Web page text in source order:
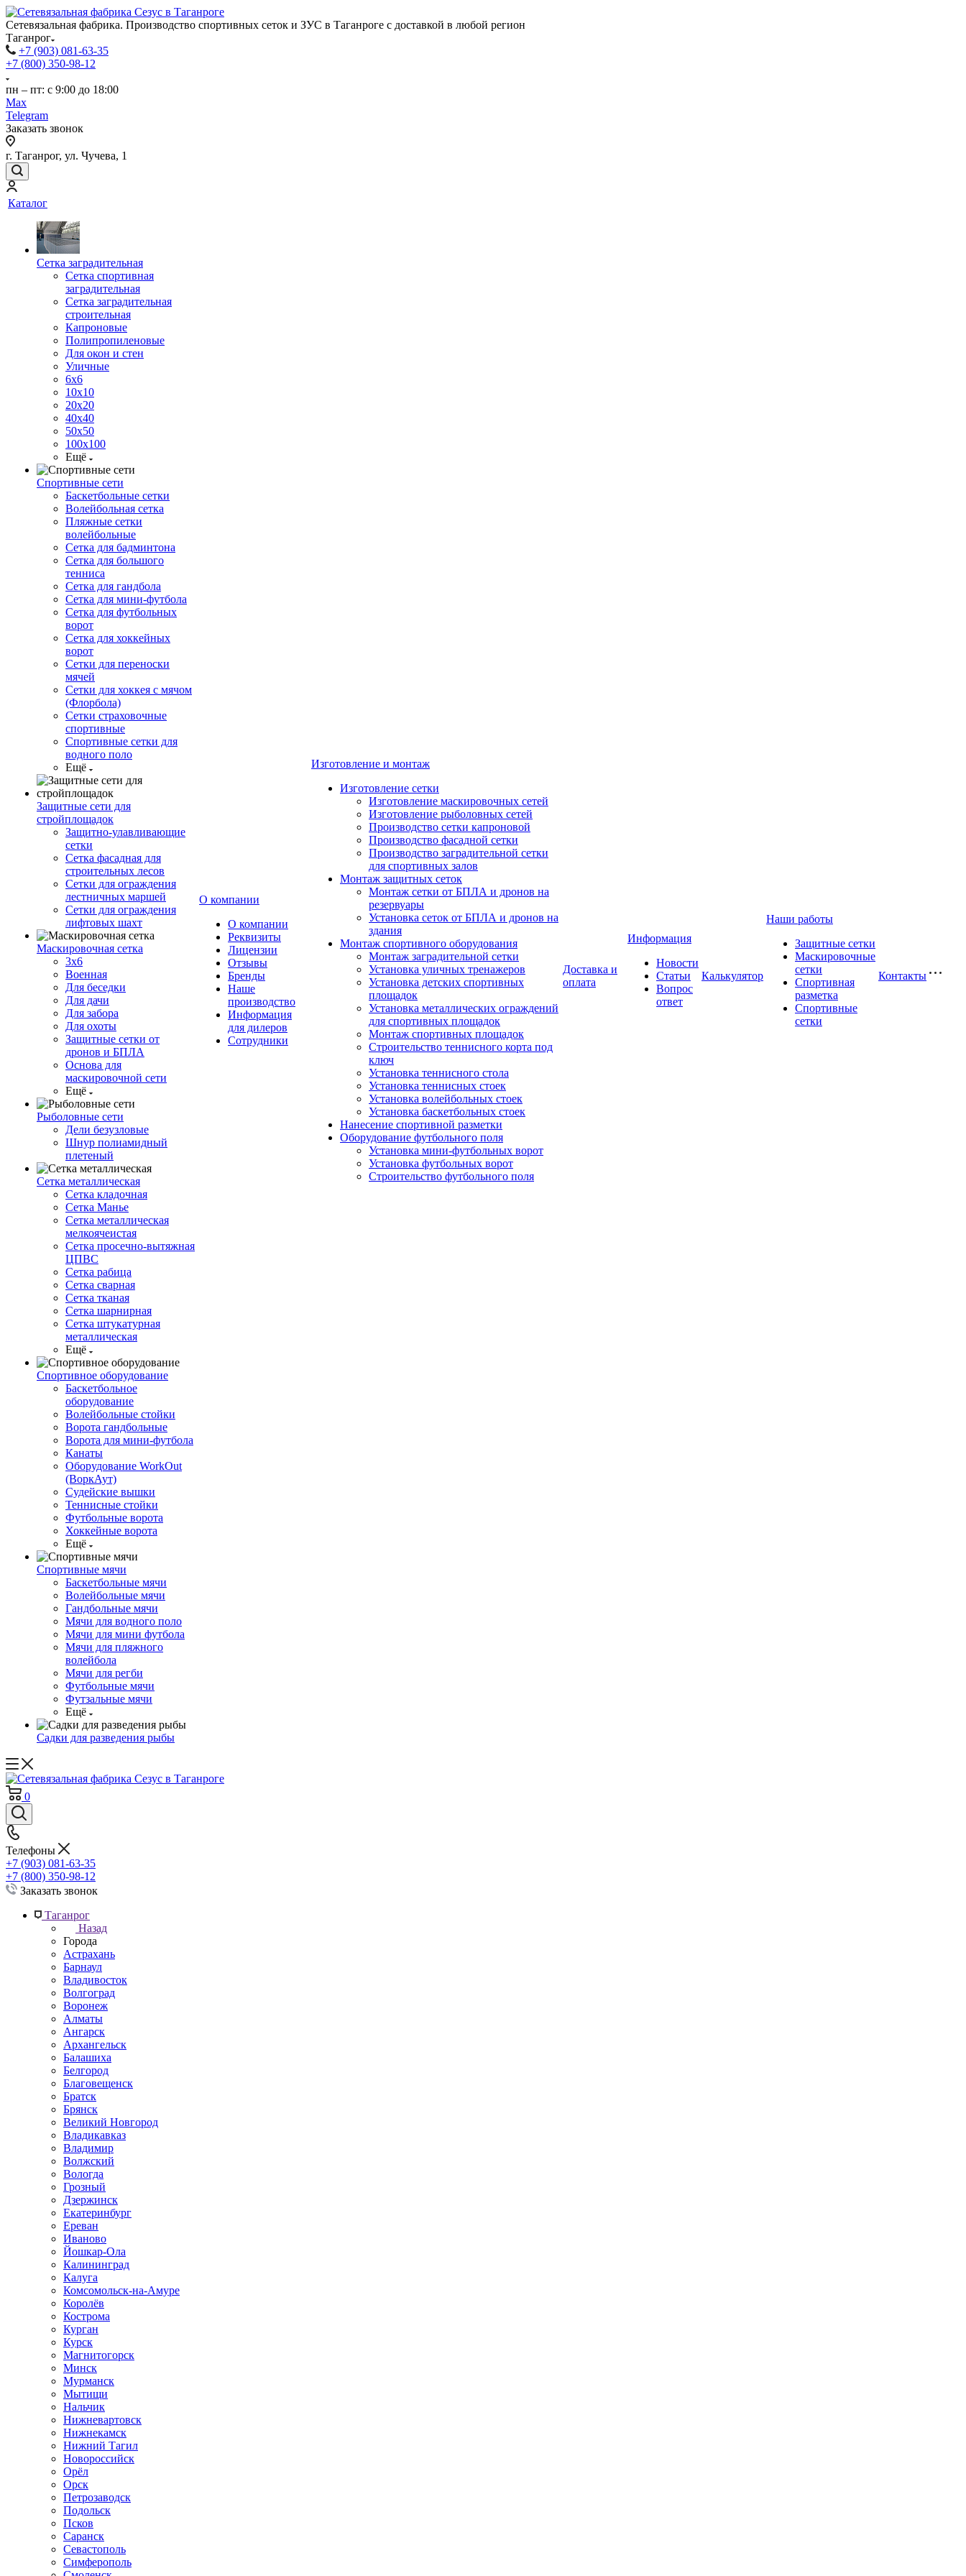
Сетевязальная фабрика. Производство спортивных сеток и ЗУС в Таганроге с доставкой в любой регион
Таганрог
+7 (903) 081-63-35
+7 (800) 350-98-12
пн – пт: с 9:00 до 18:00
Max
Telegram
Заказать звонок
г. Таганрог, ул. Чучева, 1
Каталог
Сетка заградительная
Сетка спортивная
заградительная
Сетка заградительная
строительная
Капроновые
Полипропиленовые
Для окон и стен
Уличные
6х6
10х10
20х20
40х40
50х50
100х100
Ещё
Спортивные сети
Баскетбольные сетки
Волейбольная сетка
Пляжные сетки
волейбольные
Сетка для бадминтона
Сетка для большого
тенниса
Сетка для гандбола
Сетка для мини-футбола
Сетка для футбольных
ворот
Сетка для хоккейных
ворот
Сетки для переноски
мячей
Сетки для хоккея с мячом
(Флорбола)
Сетки страховочные
спортивные
Спортивные сетки для
водного поло
Ещё
Защитные сети для
стройплощадок
Защитно-улавливающие
сетки
Сетка фасадная для
строительных лесов
Сетки для ограждения
лестничных маршей
Сетки для ограждения
лифтовых шахт
Маскировочная сетка
3х6
Военная
Для беседки
Для дачи
Для забора
Для охоты
Защитные сетки от
дронов и БПЛА
Основа для
маскировочной сети
Ещё
Рыболовные сети
Дели безузловые
Шнур полиамидный
плетеный
Сетка металлическая
Сетка кладочная
Сетка Манье
Сетка металлическая
мелкоячеистая
Сетка просечно-вытяжная
ЦПВС
Сетка рабица
Сетка сварная
Сетка тканая
Сетка шарнирная
Сетка штукатурная
металлическая
Ещё
Спортивное оборудование
Баскетбольное
оборудование
Волейбольные стойки
Ворота гандбольные
Ворота для мини-футбола
Канаты
Оборудование WorkOut
(ВоркАут)
Судейские вышки
Теннисные стойки
Футбольные ворота
Хоккейные ворота
Ещё
Спортивные мячи
Баскетбольные мячи
Волейбольные мячи
Гандбольные мячи
Мячи для водного поло
Мячи для мини футбола
Мячи для пляжного
волейбола
Мячи для регби
Футбольные мячи
Футзальные мячи
Ещё
Садки для разведения рыбы
О компании
О компании
Реквизиты
Лицензии
Отзывы
Бренды
Наше
производство
Информация
для дилеров
Сотрудники
Изготовление и монтаж
Изготовление сетки
Изготовление маскировочных сетей
Изготовление рыболовных сетей
Производство сетки капроновой
Производство фасадной сетки
Производство заградительной сетки
для спортивных залов
Монтаж защитных сеток
Монтаж сетки от БПЛА и дронов на
резервуары
Установка сеток от БПЛА и дронов на
здания
Монтаж спортивного оборудования
Монтаж заградительной сетки
Установка уличных тренажеров
Установка детских спортивных
площадок
Установка металлических ограждений
для спортивных площадок
Монтаж спортивных площадок
Строительство теннисного корта под
ключ
Установка теннисного стола
Установка теннисных стоек
Установка волейбольных стоек
Установка баскетбольных стоек
Нанесение спортивной разметки
Оборудование футбольного поля
Установка мини-футбольных ворот
Установка футбольных ворот
Строительство футбольного поля
Доставка и
оплата
Информация
Новости
Статьи
Вопрос
ответ
Калькулятор
Наши работы
Защитные сетки
Маскировочные
сетки
Спортивная
разметка
Спортивные
сетки
Контакты
0
Телефоны
+7 (903) 081-63-35
+7 (800) 350-98-12
Заказать звонок
Таганрог
Назад
Города
Астрахань
Барнаул
Владивосток
Волгоград
Воронеж
Алматы
Ангарск
Архангельск
Балашиха
Белгород
Благовещенск
Братск
Брянск
Великий Новгород
Владикавказ
Владимир
Волжский
Вологда
Грозный
Дзержинск
Екатеринбург
Ереван
Иваново
Йошкар-Ола
Калининград
Калуга
Комсомольск-на-Амуре
Королёв
Кострома
Курган
Курск
Магнитогорск
Минск
Мурманск
Мытищи
Нальчик
Нижневартовск
Нижнекамск
Нижний Тагил
Новороссийск
Орёл
Орск
Петрозаводск
Подольск
Псков
Саранск
Севастополь
Симферополь